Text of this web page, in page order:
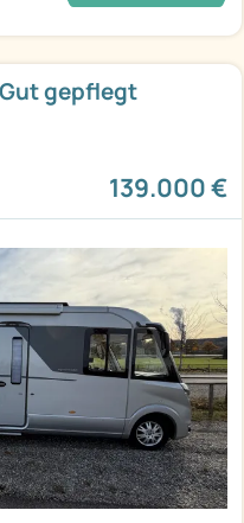
gepflegt
139.000 €